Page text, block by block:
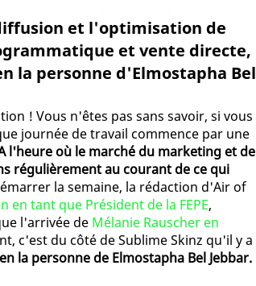
et l'optimisation de
et vente directe,
la personne d'Elmostapha Bel
! Vous n'êtes pas sans savoir, si vous
journée de travail commence par une
l'heure où le marché du marketing et de
régulièrement au courant de ce qui
la semaine, la rédaction d'Air of
en tant que Président de la FEPE,
l'arrivée de Mélanie Rauscher en
c'est du côté de Sublime Skinz qu'il y a
la personne de Elmostapha Bel Jebbar.